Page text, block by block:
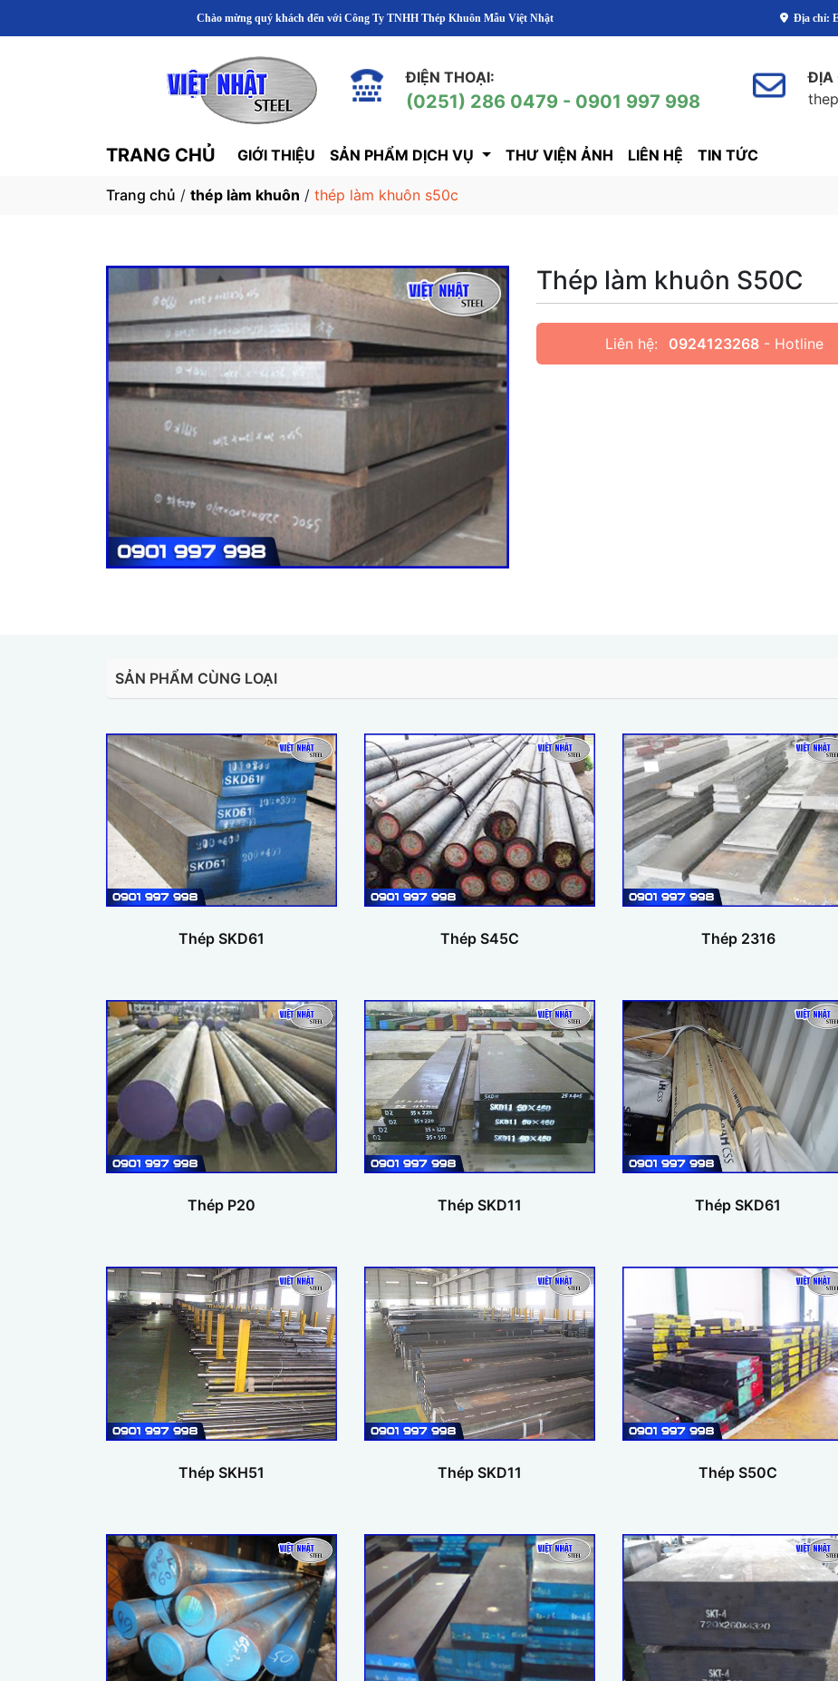
Chào mừng quý khách đến với Công Ty TNHH Thép Khuôn Mẫu Việt Nhật Địa chỉ:
ĐIỆN THOẠI:
(0251) 286 0479 - 0901 997 998
ĐỊA
TRANG CHỦ GIỚI THIỆU SẢN PHẨM DỊCH VỤ THƯ VIỆN ẢNH LIÊN HỆ TIN TỨC
Trang chủ / thép làm khuôn / thép làm khuôn s50c
Thép làm khuôn S50C
Liên hệ: 0924123268 - Hotline
SẢN PHẨM CÙNG LOẠI
Thép SKD61 Thép S45C Thép 2316
Thép P20 Thép SKD11 Thép SKD61
Thép SKH51 Thép SKD11 Thép S50C